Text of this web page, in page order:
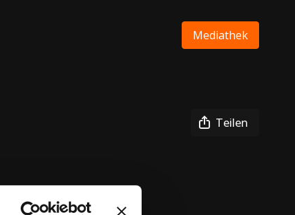
Mediathek
Teilen